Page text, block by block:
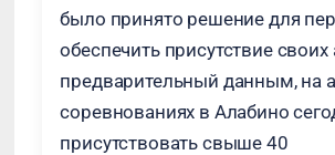
было принято решение для
обеспечить присутствие
предварительный данным, на
соревнованиях в Алабино
присутствовать свыше 40